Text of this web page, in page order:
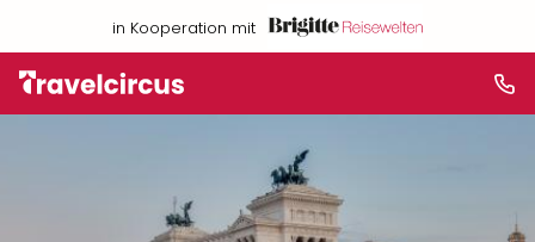
in Kooperation mit